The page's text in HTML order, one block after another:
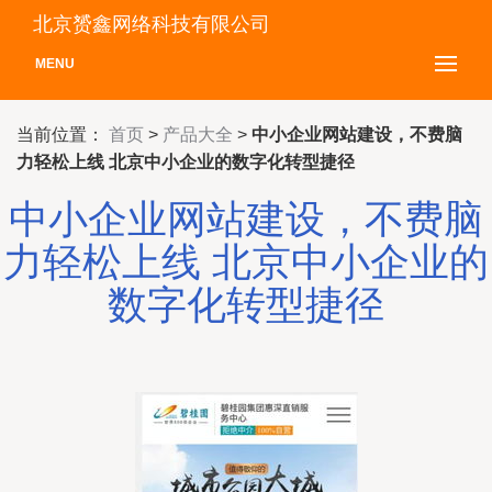
北京赟鑫网络科技有限公司
MENU
当前位置： 首页 > 产品大全 > 中小企业网站建设，不费脑
力轻松上线 北京中小企业的数字化转型捷径
中小企业网站建设，不费脑
力轻松上线 北京中小企业的
数字化转型捷径